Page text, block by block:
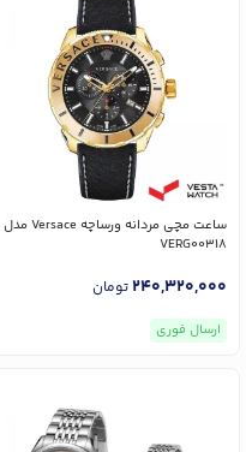
ساعت مچی مردانه ورساچه Versace مدل
VERG00318
240,320,000تومان
ارسال فوری